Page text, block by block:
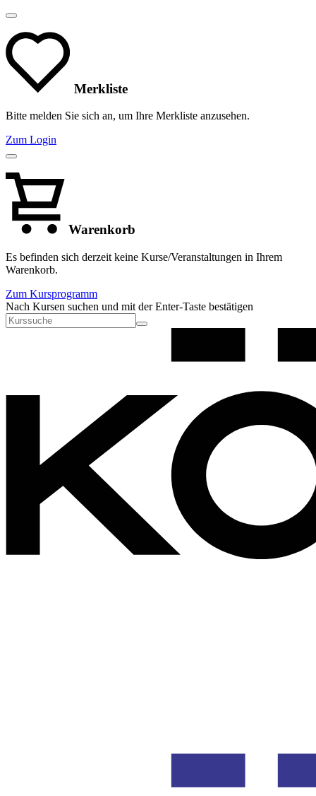
Merkliste
Bitte melden Sie sich an, um Ihre Merkliste anzusehen.
Zum Login
Warenkorb
Es befinden sich derzeit keine Kurse/Veranstaltungen in Ihrem
Warenkorb.
Zum Kursprogramm
Nach Kursen suchen und mit der Enter-Taste bestätigen